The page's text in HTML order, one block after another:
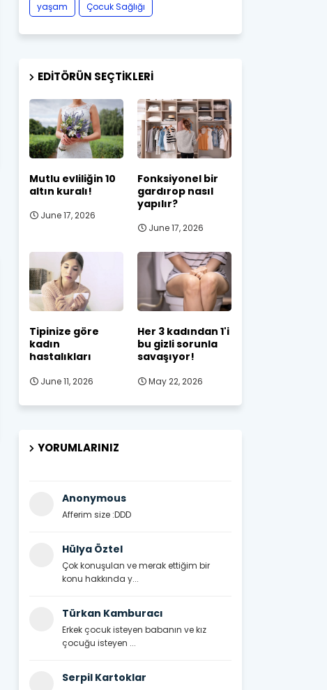
yaşam
Çocuk Sağlığı
EDITÖRÜN SEÇTIKLERI
Mutlu evliliğin 10
altın kuralı!
June 17, 2026
Fonksiyonel bir
gardırop nasıl
yapılır?
June 17, 2026
Tipinize göre
kadın
hastalıkları
June 11, 2026
Her 3 kadından 1'i
bu gizli sorunla
savaşıyor!
May 22, 2026
YORUMLARINIZ
Anonymous
Afferim size :DDD
Hülya Öztel
Çok konuşulan ve merak ettiğim bir
konu hakkında y...
Türkan Kamburacı
Erkek çocuk isteyen babanın ve kız
çocuğu isteyen ...
Serpil Kartoklar